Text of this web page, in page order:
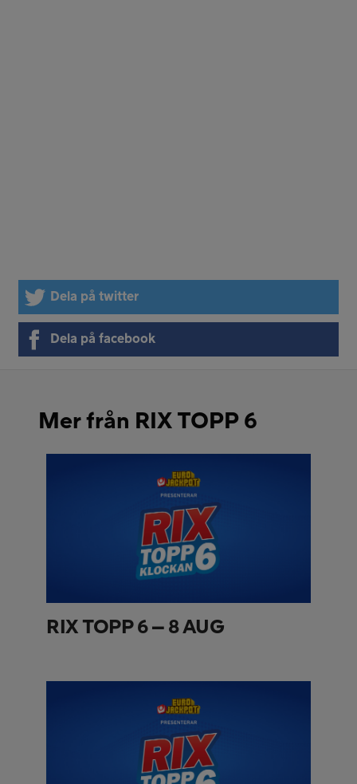
Dela på twitter
Dela på facebook
Mer från RIX TOPP 6
RIX TOPP 6 – 8 AUG